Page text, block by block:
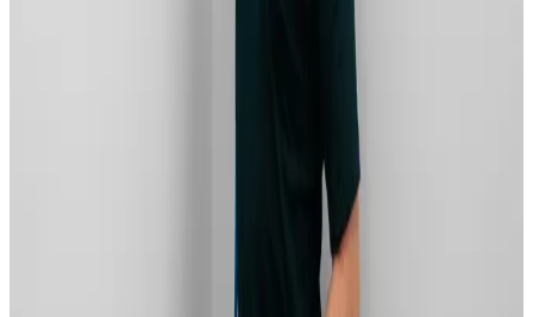
70 60 30 04